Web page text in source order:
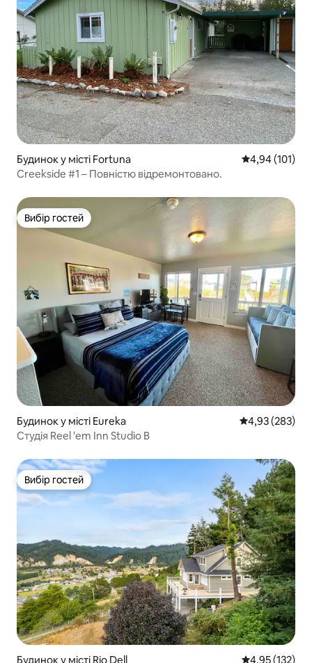
Будинок у місті Fortuna Середня
4,94 (101)
Creekside #1 – Повністю відремонтовано.
Вибір гостей
Вибір гостей
Будинок у місті Eureka Середня
4,93 (283)
Студія Reel 'em Inn Studio B
Вибір гостей
Вибір гостей
Будинок у місті Rio Dell Середня
4,95 (132)